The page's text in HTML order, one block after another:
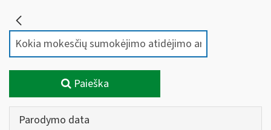
Paieška
Parodymo data